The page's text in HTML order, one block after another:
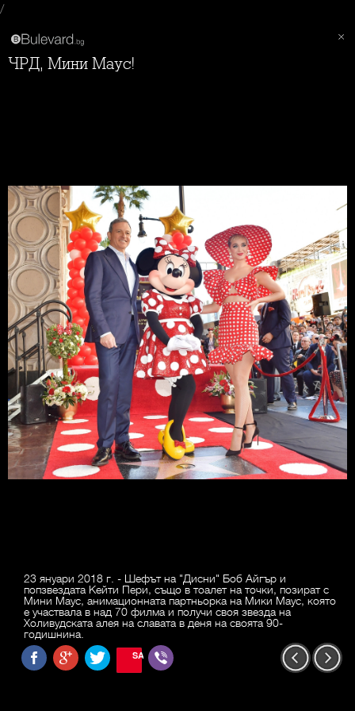
/
ЧРД, Мини Маус!
23 януари 2018 г. - Шефът на "Дисни" Боб Айгър и
попзвездата Кейти Пери, също в тоалет на точки, позират с
Мини Маус, анимационната партньорка на Мики Маус, която
е участвала в над 70 филма и получи своя звезда на
Холивудската алея на славата в деня на своята 90-
годишнина.
SAVE